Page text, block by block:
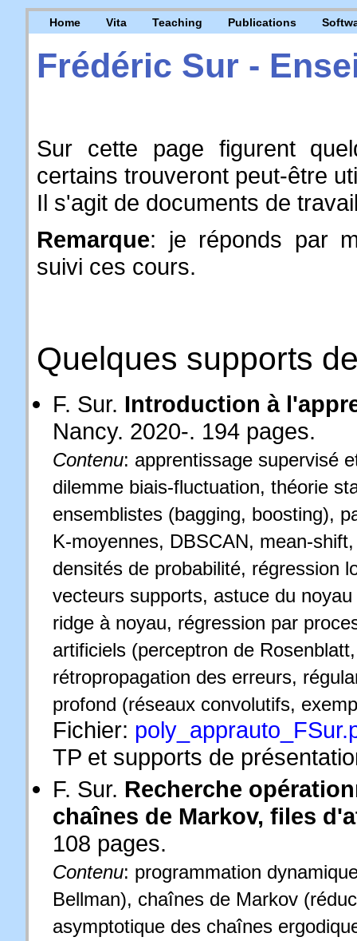
Home Vita Teaching Publications
Frédéric Sur -
Sur cette page figurent
certains trouveront peut-être
Il s'agit de documents de
Remarque: je réponds par
suivi ces cours.
Quelques supports
F. Sur. Introduction à
Nancy. 2020-. 194 pages.
Contenu: apprentissage supervisé
dilemme biais-fluctuation, théorie
ensemblistes (bagging, boosting),
K-moyennes, DBSCAN, mean-
densités de probabilité, régression
vecteurs supports, astuce du
ridge à noyau, régression par
artificiels (perceptron de
rétropropagation des erreurs,
profond (réseaux convolutifs,
Fichier:
TP et supports de
F. Sur. Recherche
chaînes de Markov, files
108 pages.
Contenu: programmation
Bellman), chaînes de Markov
asymptotique des chaînes